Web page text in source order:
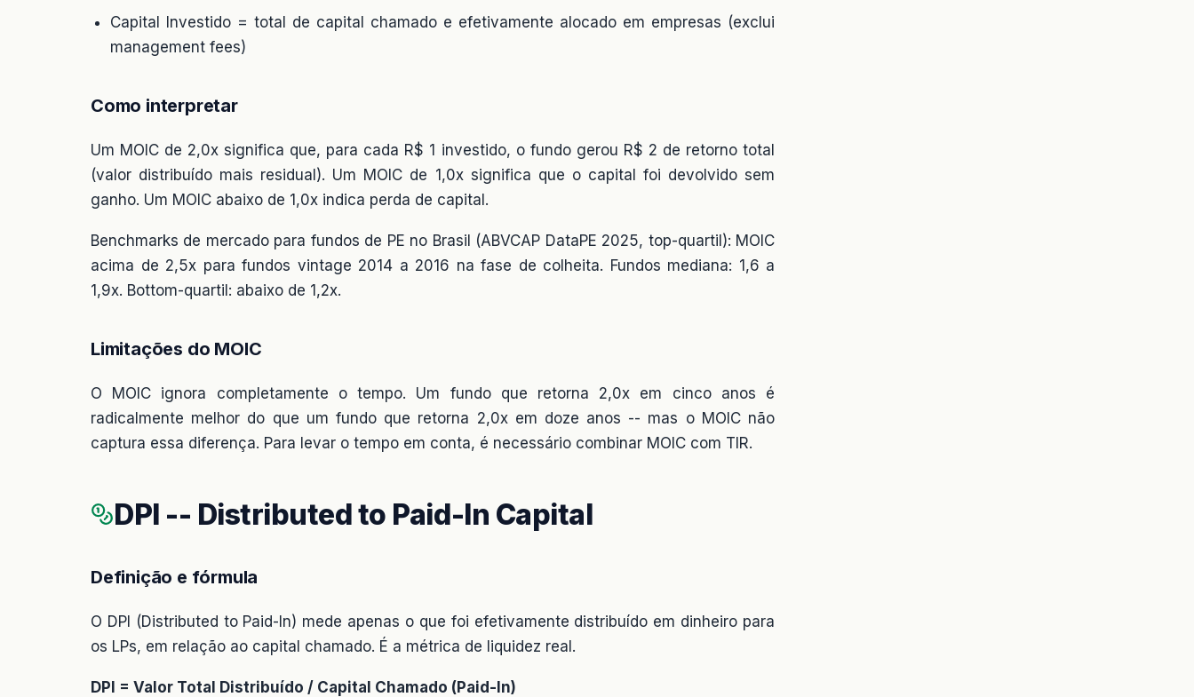
Capital Investido = total de capital chamado e efetivamente alocado em empresas (exclui
management fees)
Como interpretar
Um MOIC de 2,0x significa que, para cada R$ 1 investido, o fundo gerou R$ 2 de retorno total
(valor distribuído mais residual). Um MOIC de 1,0x significa que o capital foi devolvido sem
ganho. Um MOIC abaixo de 1,0x indica perda de capital.
Benchmarks de mercado para fundos de PE no Brasil (ABVCAP DataPE 2025, top-quartil): MOIC
acima de 2,5x para fundos vintage 2014 a 2016 na fase de colheita. Fundos mediana: 1,6 a
1,9x. Bottom-quartil: abaixo de 1,2x.
Limitações do MOIC
O MOIC ignora completamente o tempo. Um fundo que retorna 2,0x em cinco anos é
radicalmente melhor do que um fundo que retorna 2,0x em doze anos -- mas o MOIC não
captura essa diferença. Para levar o tempo em conta, é necessário combinar MOIC com TIR.
DPI -- Distributed to Paid-In Capital
Definição e fórmula
O DPI (Distributed to Paid-In) mede apenas o que foi efetivamente distribuído em dinheiro para
os LPs, em relação ao capital chamado. É a métrica de liquidez real.
DPI = Valor Total Distribuído / Capital Chamado (Paid-In)